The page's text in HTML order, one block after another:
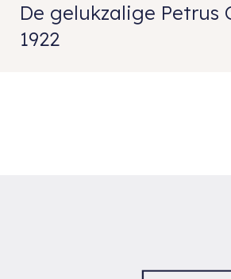
De gelukzalige Petrus
1922